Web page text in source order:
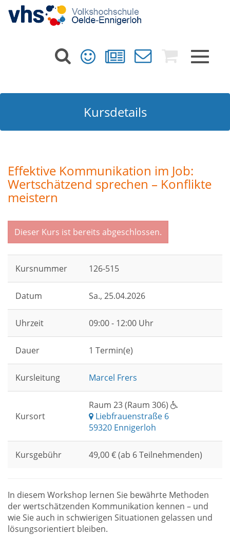
Toggle
Kursdetails
Effektive Kommunikation im Job:
Wertschätzend sprechen – Konflikte
meistern
Dieser Kurs ist bereits abgeschlossen.
Kursnummer 126-515
Datum Sa., 25.04.2026
Uhrzeit 09:00 - 12:00 Uhr
Dauer 1 Termin(e)
Kursleitung Marcel Frers
Kursort
Raum 23 (Raum 306)
Liebfrauenstraße 6
59320 Ennigerloh
Kursgebühr 49,00 € (ab 6 Teilnehmenden)
In diesem Workshop lernen Sie bewährte Methoden
der wertschätzenden Kommunikation kennen – und
wie Sie auch in schwierigen Situationen gelassen und
lösungsorientiert bleiben.